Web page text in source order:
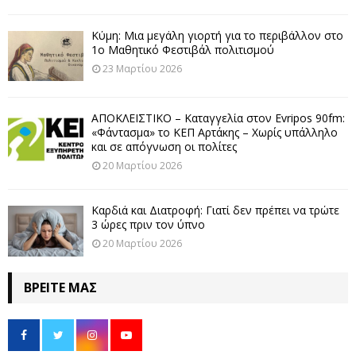
Κύμη: Μια μεγάλη γιορτή για το περιβάλλον στο
1ο Μαθητικό Φεστιβάλ πολιτισμού
23 Μαρτίου 2026
ΑΠΟΚΛΕΙΣΤΙΚΟ – Καταγγελία στον Evripos 90fm:
«Φάντασμα» το ΚΕΠ Αρτάκης – Χωρίς υπάλληλο
και σε απόγνωση οι πολίτες
20 Μαρτίου 2026
Καρδιά και Διατροφή: Γιατί δεν πρέπει να τρώτε
3 ώρες πριν τον ύπνο
20 Μαρτίου 2026
ΒΡΕΊΤΕ ΜΑΣ